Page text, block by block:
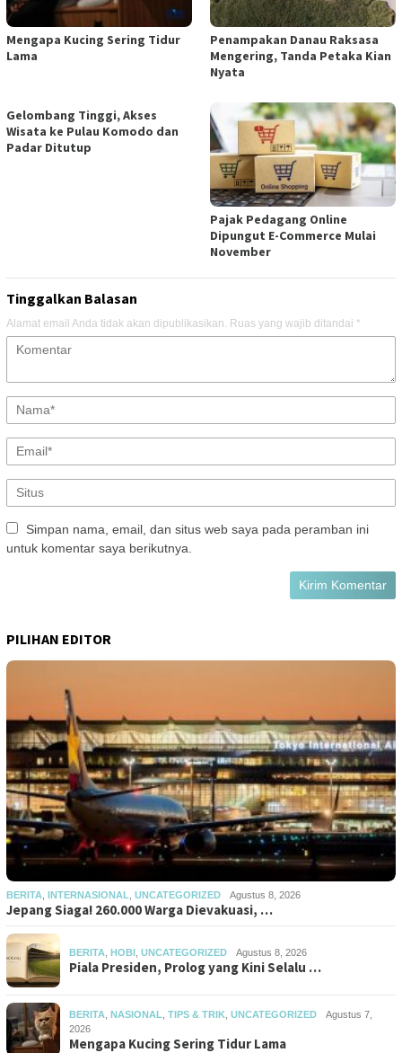
Mengapa Kucing Sering Tidur
Lama
Penampakan Danau Raksasa
Mengering, Tanda Petaka Kian
Nyata
Gelombang Tinggi, Akses
Wisata ke Pulau Komodo dan
Padar Ditutup
Pajak Pedagang Online
Dipungut E-Commerce Mulai
November
Tinggalkan Balasan
Alamat email Anda tidak akan dipublikasikan. Ruas yang wajib ditandai *
Simpan nama, email, dan situs web saya pada peramban ini
untuk komentar saya berikutnya.
PILIHAN EDITOR
BERITA INTERNASIONAL UNCATEGORIZED Agustus 8, 2026
Jepang Siaga! 260.000 Warga Dievakuasi, …
BERITA HOBI UNCATEGORIZED Agustus 8, 2026
Piala Presiden, Prolog yang Kini Selalu …
BERITA NASIONAL TIPS & TRIK UNCATEGORIZED
Agustus 7,
2026
Mengapa Kucing Sering Tidur Lama